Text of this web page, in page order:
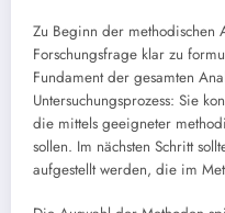
Zu Beginn der methodischen
Forschungsfrage klar zu
Fundament der gesamten
Untersuchungsprozess: Sie
die mittels geeigneter
sollen. Im nächsten Schritt
aufgestellt werden, die im